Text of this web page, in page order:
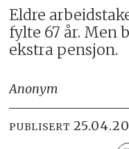
Eldre
fylte 67 år. Men
ekstra pensjon.
Anonym
PUBLISERT